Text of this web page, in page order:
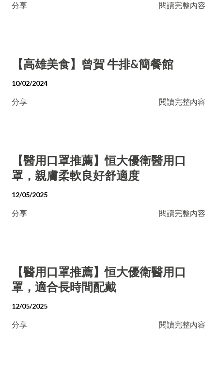
分享 閱讀完整內容
【高雄美食】曾賀 牛排&簡餐館
10/02/2024
分享 閱讀完整內容
【醫用口罩推薦】恒大優衛醫用口
罩，親膚柔軟良好舒適度
12/05/2025
分享 閱讀完整內容
【醫用口罩推薦】恒大優衛醫用口
罩，適合長時間配戴
12/05/2025
分享 閱讀完整內容